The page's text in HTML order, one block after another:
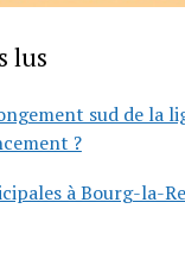
lus
sud de la
?
à Bourg-la-